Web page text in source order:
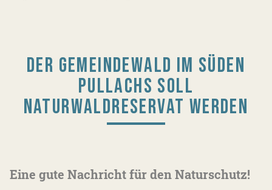
DER GEMEINDEWALD IM SÜDEN
PULLACHS SOLL
NATURWALDRESERVAT WERDEN
Eine gute Nachricht für den Naturschutz!